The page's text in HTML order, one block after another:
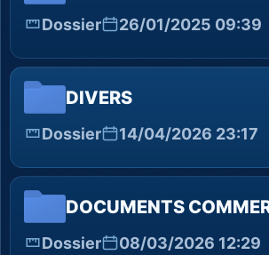
Dossier 26/01/2025 09:39
DIVERS
Dossier 14/04/2026 23:17
DOCUMENTS
Dossier 08/03/2026 12:29